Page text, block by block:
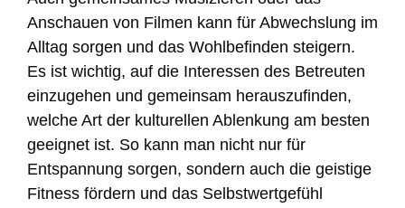
Anschauen von Filmen kann für Abwechslung im
Alltag sorgen und das Wohlbefinden steigern.
Es ist wichtig, auf die Interessen des Betreuten
einzugehen und gemeinsam herauszufinden,
welche Art der kulturellen Ablenkung am besten
geeignet ist. So kann man nicht nur für
Entspannung sorgen, sondern auch die geistige
Fitness fördern und das Selbstwertgefühl